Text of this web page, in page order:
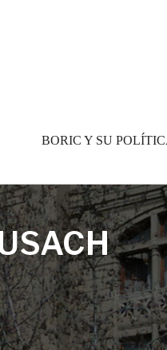
BORIC Y SU